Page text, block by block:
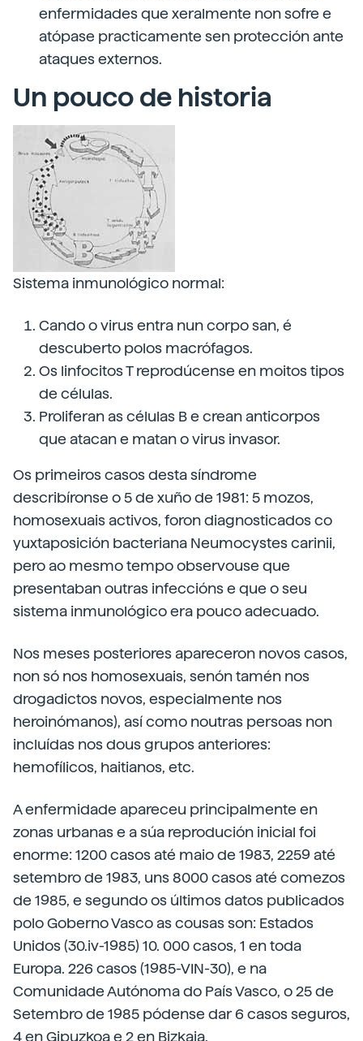
enfermidades que xeralmente non sofre e
atópase practicamente sen protección ante
ataques externos.
Un pouco de historia
Sistema inmunológico normal:
Cando o virus entra nun corpo san, é
descuberto polos macrófagos.
Os linfocitos T reprodúcense en moitos tipos
de células.
Proliferan as células B e crean anticorpos
que atacan e matan o virus invasor.
Os primeiros casos desta síndrome
describíronse o 5 de xuño de 1981: 5 mozos,
homosexuais activos, foron diagnosticados co
yuxtaposición bacteriana Neumocystes carinii,
pero ao mesmo tempo observouse que
presentaban outras infeccións e que o seu
sistema inmunológico era pouco adecuado.
Nos meses posteriores apareceron novos casos,
non só nos homosexuais, senón tamén nos
drogadictos novos, especialmente nos
heroinómanos), así como noutras persoas non
incluídas nos dous grupos anteriores:
hemofílicos, haitianos, etc.
A enfermidade apareceu principalmente en
zonas urbanas e a súa reprodución inicial foi
enorme: 1200 casos até maio de 1983, 2259 até
setembro de 1983, uns 8000 casos até comezos
de 1985, e segundo os últimos datos publicados
polo Goberno Vasco as cousas son: Estados
Unidos (30.iv-1985) 10. 000 casos, 1 en toda
Europa. 226 casos (1985-VIN-30), e na
Comunidade Autónoma do País Vasco, o 25 de
Setembro de 1985 pódense dar 6 casos seguros,
4 en Gipuzkoa e 2 en Bizkaia.